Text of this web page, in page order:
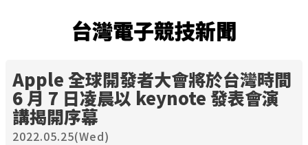
台灣電子競技新聞
Apple 全球開發者大會將於台灣時間
6 月 7 日凌晨以 keynote 發表會演
講揭開序幕
2022.05.25(Wed)